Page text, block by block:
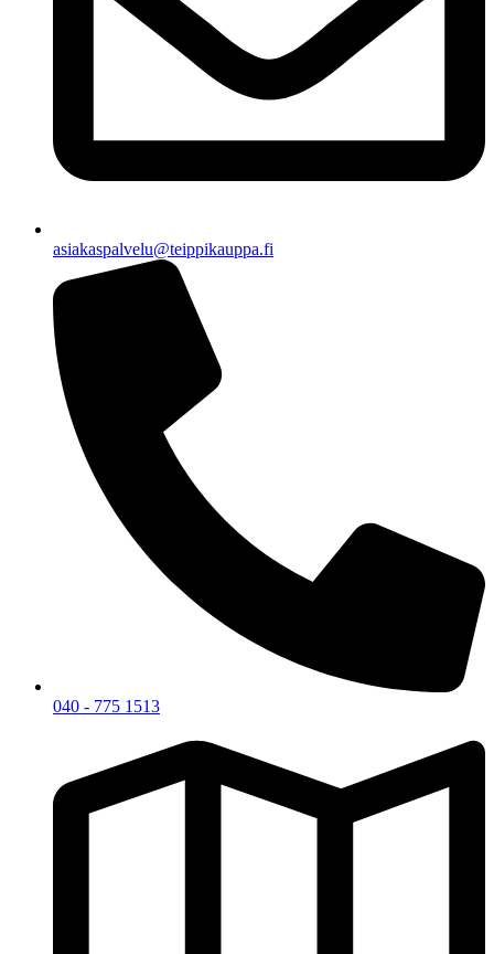
asiakaspalvelu@teippikauppa.fi
040 - 775 1513